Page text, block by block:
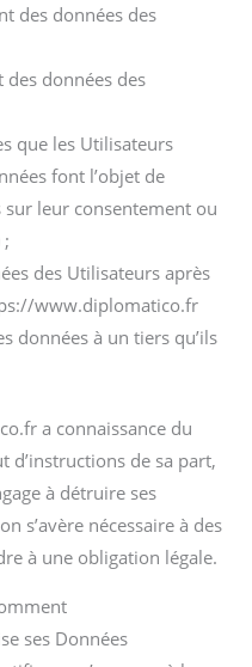
des données des
données des
que les Utilisateurs
font l’objet de
leur consentement ou
des Utilisateurs après
www.diplomatico.fr
données à un tiers qu’ils
a connaissance du
d’instructions de sa part,
à détruire ses
s’avère nécessaire à des
à une obligation légale.
ses Données